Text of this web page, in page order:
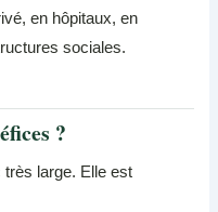
en hôpitaux, en
sociales.
?
très large. Elle est